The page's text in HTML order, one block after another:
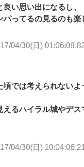
い思い出になるし、
パってるの見るのも楽
04/30(日)
では考えられないよ
えるハイラル城やデス
04/30(日)